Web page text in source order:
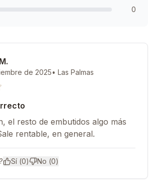
0
de 2025• Las Palmas
el resto de embutidos algo más
rentable, en general.
Sí (0) No (0)